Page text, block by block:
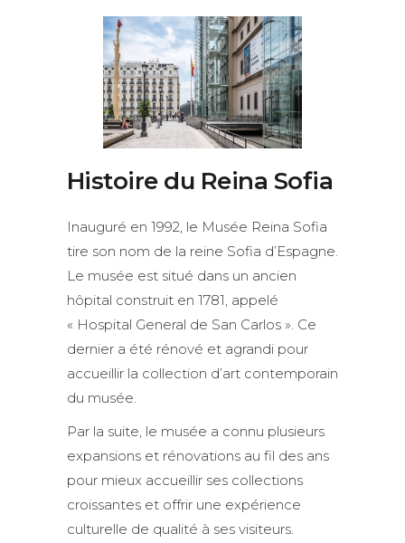
Histoire du Reina Sofia
Inauguré en 1992, le Musée Reina Sofia
tire son nom de la reine Sofia d’Espagne.
Le musée est situé dans un ancien
hôpital construit en 1781, appelé
« Hospital General de San Carlos ». Ce
dernier a été rénové et agrandi pour
accueillir la collection d’art contemporain
du musée.
Par la suite, le musée a connu plusieurs
expansions et rénovations au fil des ans
pour mieux accueillir ses collections
croissantes et offrir une expérience
culturelle de qualité à ses visiteurs.